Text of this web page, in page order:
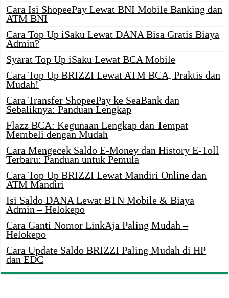
Cara Isi ShopeePay Lewat BNI Mobile Banking dan
ATM BNI
Cara Top Up iSaku Lewat DANA Bisa Gratis Biaya
Admin?
Syarat Top Up iSaku Lewat BCA Mobile
Cara Top Up BRIZZI Lewat ATM BCA, Praktis dan
Mudah!
Cara Transfer ShopeePay ke SeaBank dan
Sebaliknya: Panduan Lengkap
Flazz BCA: Kegunaan Lengkap dan Tempat
Membeli dengan Mudah
Cara Mengecek Saldo E-Money dan History E-Toll
Terbaru: Panduan untuk Pemula
Cara Top Up BRIZZI Lewat Mandiri Online dan
ATM Mandiri
Isi Saldo DANA Lewat BTN Mobile & Biaya
Admin – Helokepo
Cara Ganti Nomor LinkAja Paling Mudah –
Helokepo
Cara Update Saldo BRIZZI Paling Mudah di HP
dan EDC